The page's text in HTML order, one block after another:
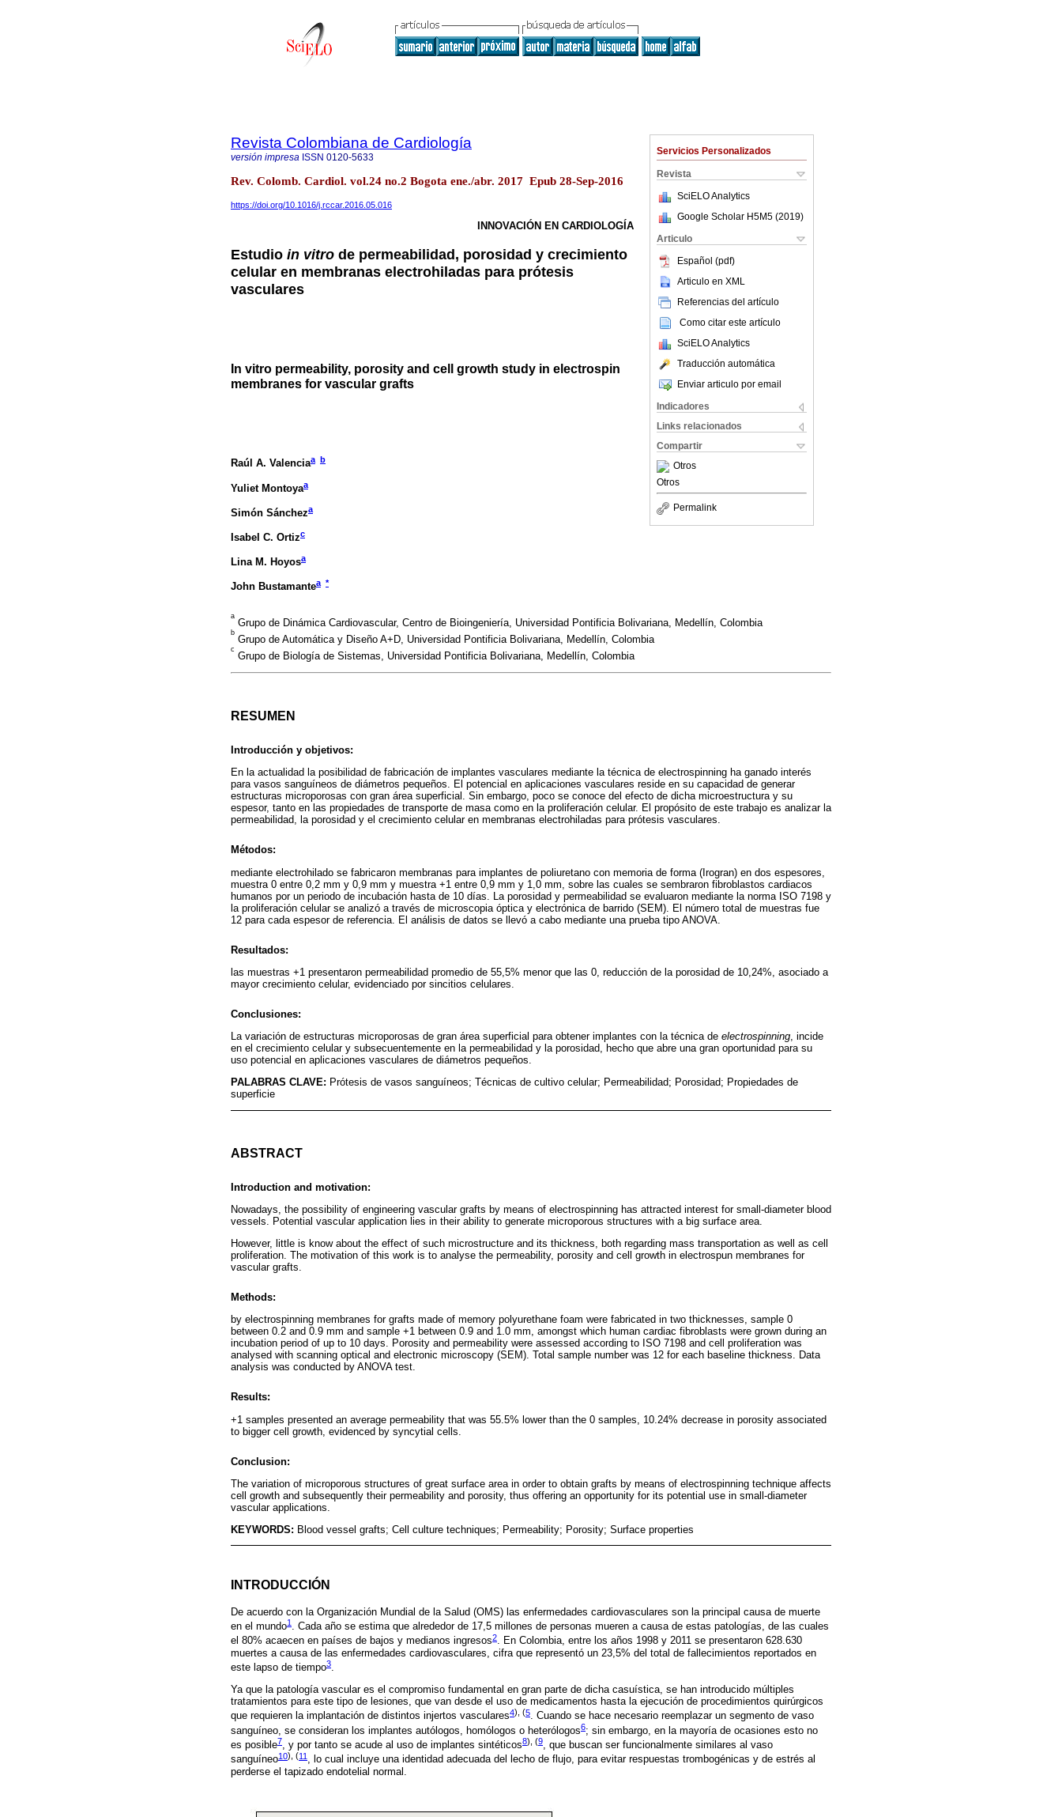
Servicios Personalizados
Revista
SciELO Analytics
Google Scholar H5M5 (2019)
Articulo
Español (pdf)
Articulo en XML
Referencias del artículo
Como citar este artículo
SciELO Analytics
Traducción automática
Enviar articulo por email
Indicadores
Links relacionados
Compartir
Otros
Otros
Permalink
Revista Colombiana de Cardiología
versión impresa ISSN 0120-5633
Rev. Colomb. Cardiol. vol.24 no.2 Bogota ene./abr. 2017 Epub 28-Sep-2016
https://doi.org/10.1016/j.rccar.2016.05.016
INNOVACIÓN EN CARDIOLOGÍA
Estudio in vitro de permeabilidad, porosidad y crecimiento
celular en membranas electrohiladas para prótesis
vasculares
In vitro permeability, porosity and cell growth study in electrospin
membranes for vascular grafts
Raúl A. Valenciaa b
Yuliet Montoyaa
Simón Sáncheza
Isabel C. Ortizc
Lina M. Hoyosa
John Bustamantea *
a
Grupo de Dinámica Cardiovascular, Centro de Bioingeniería, Universidad Pontificia Bolivariana, Medellín, Colombia
b
Grupo de Automática y Diseño A+D, Universidad Pontificia Bolivariana, Medellín, Colombia
c
Grupo de Biología de Sistemas, Universidad Pontificia Bolivariana, Medellín, Colombia
RESUMEN
Introducción y objetivos:
En la actualidad la posibilidad de fabricación de implantes vasculares mediante la técnica de electrospinning ha ganado interés
para vasos sanguíneos de diámetros pequeños. El potencial en aplicaciones vasculares reside en su capacidad de generar
estructuras microporosas con gran área superficial. Sin embargo, poco se conoce del efecto de dicha microestructura y su
espesor, tanto en las propiedades de transporte de masa como en la proliferación celular. El propósito de este trabajo es analizar la
permeabilidad, la porosidad y el crecimiento celular en membranas electrohiladas para prótesis vasculares.
Métodos:
mediante electrohilado se fabricaron membranas para implantes de poliuretano con memoria de forma (Irogran) en dos espesores,
muestra 0 entre 0,2 mm y 0,9 mm y muestra +1 entre 0,9 mm y 1,0 mm, sobre las cuales se sembraron fibroblastos cardiacos
humanos por un periodo de incubación hasta de 10 días. La porosidad y permeabilidad se evaluaron mediante la norma ISO 7198 y
la proliferación celular se analizó a través de microscopia óptica y electrónica de barrido (SEM). El número total de muestras fue
12 para cada espesor de referencia. El análisis de datos se llevó a cabo mediante una prueba tipo ANOVA.
Resultados:
las muestras +1 presentaron permeabilidad promedio de 55,5% menor que las 0, reducción de la porosidad de 10,24%, asociado a
mayor crecimiento celular, evidenciado por sincitios celulares.
Conclusiones:
La variación de estructuras microporosas de gran área superficial para obtener implantes con la técnica de electrospinning, incide
en el crecimiento celular y subsecuentemente en la permeabilidad y la porosidad, hecho que abre una gran oportunidad para su
uso potencial en aplicaciones vasculares de diámetros pequeños.
PALABRAS CLAVE: Prótesis de vasos sanguíneos; Técnicas de cultivo celular; Permeabilidad; Porosidad; Propiedades de
superficie
ABSTRACT
Introduction and motivation:
Nowadays, the possibility of engineering vascular grafts by means of electrospinning has attracted interest for small-diameter blood
vessels. Potential vascular application lies in their ability to generate microporous structures with a big surface area.
However, little is know about the effect of such microstructure and its thickness, both regarding mass transportation as well as cell
proliferation. The motivation of this work is to analyse the permeability, porosity and cell growth in electrospun membranes for
vascular grafts.
Methods:
by electrospinning membranes for grafts made of memory polyurethane foam were fabricated in two thicknesses, sample 0
between 0.2 and 0.9 mm and sample +1 between 0.9 and 1.0 mm, amongst which human cardiac fibroblasts were grown during an
incubation period of up to 10 days. Porosity and permeability were assessed according to ISO 7198 and cell proliferation was
analysed with scanning optical and electronic microscopy (SEM). Total sample number was 12 for each baseline thickness. Data
analysis was conducted by ANOVA test.
Results:
+1 samples presented an average permeability that was 55.5% lower than the 0 samples, 10.24% decrease in porosity associated
to bigger cell growth, evidenced by syncytial cells.
Conclusion:
The variation of microporous structures of great surface area in order to obtain grafts by means of electrospinning technique affects
cell growth and subsequently their permeability and porosity, thus offering an opportunity for its potential use in small-diameter
vascular applications.
KEYWORDS: Blood vessel grafts; Cell culture techniques; Permeability; Porosity; Surface properties
INTRODUCCIÓN
De acuerdo con la Organización Mundial de la Salud (OMS) las enfermedades cardiovasculares son la principal causa de muerte
en el mundo1 . Cada año se estima que alrededor de 17,5 millones de personas mueren a causa de estas patologías, de las cuales
el 80% acaecen en países de bajos y medianos ingresos2. En Colombia, entre los años 1998 y 2011 se presentaron 628.630
muertes a causa de las enfermedades cardiovasculares, cifra que representó un 23,5% del total de fallecimientos reportados en
este lapso de tiempo3
Ya que la patología vascular es el compromiso fundamental en gran parte de dicha casuística, se han introducido múltiples
tratamientos para este tipo de lesiones, que van desde el uso de medicamentos hasta la ejecución de procedimientos quirúrgicos
que requieren la implantación de distintos injertos vasculares4), (5. Cuando se hace necesario reemplazar un segmento de vaso
sanguíneo, se consideran los implantes autólogos, homólogos o heterólogos6; sin embargo, en la mayoría de ocasiones esto no
es posible7, y por tanto se acude al uso de implantes sintéticos8), (9, que buscan ser funcionalmente similares al vaso
sanguíneo10), (11 , lo cual incluye una identidad adecuada del lecho de flujo, para evitar respuestas trombogénicas y de estrés al
perderse el tapizado endotelial normal.